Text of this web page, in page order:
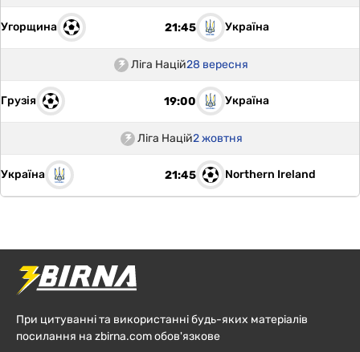
Угорщина 21:45 Україна
Ліга Націй28 вересня
Грузія 19:00 Україна
Ліга Націй2 жовтня
Україна 21:45 Northern Ireland
При цитуванні та використанні будь-яких матеріалів
посилання на zbirna.com обов'язкове